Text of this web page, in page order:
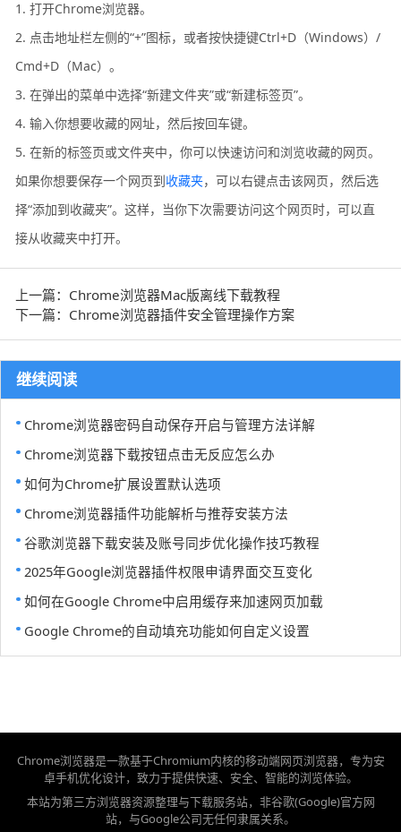
1. 打开Chrome浏览器。
2. 点击地址栏左侧的“+”图标，或者按快捷键Ctrl+D（Windows）/
Cmd+D（Mac）。
3. 在弹出的菜单中选择“新建文件夹”或“新建标签页”。
4. 输入你想要收藏的网址，然后按回车键。
5. 在新的标签页或文件夹中，你可以快速访问和浏览收藏的网页。
如果你想要保存一个网页到收藏夹，可以右键点击该网页，然后选
择“添加到收藏夹”。这样，当你下次需要访问这个网页时，可以直
接从收藏夹中打开。
上一篇：Chrome浏览器Mac版离线下载教程
下一篇：Chrome浏览器插件安全管理操作方案
继续阅读
Chrome浏览器密码自动保存开启与管理方法详解
Chrome浏览器下载按钮点击无反应怎么办
如何为Chrome扩展设置默认选项
Chrome浏览器插件功能解析与推荐安装方法
谷歌浏览器下载安装及账号同步优化操作技巧教程
2025年Google浏览器插件权限申请界面交互变化
如何在Google Chrome中启用缓存来加速网页加载
Google Chrome的自动填充功能如何自定义设置
Chrome浏览器是一款基于Chromium内核的移动端网页浏览器，专为安
卓手机优化设计，致力于提供快速、安全、智能的浏览体验。
本站为第三方浏览器资源整理与下载服务站，非谷歌(Google)官方网
站，与Google公司无任何隶属关系。